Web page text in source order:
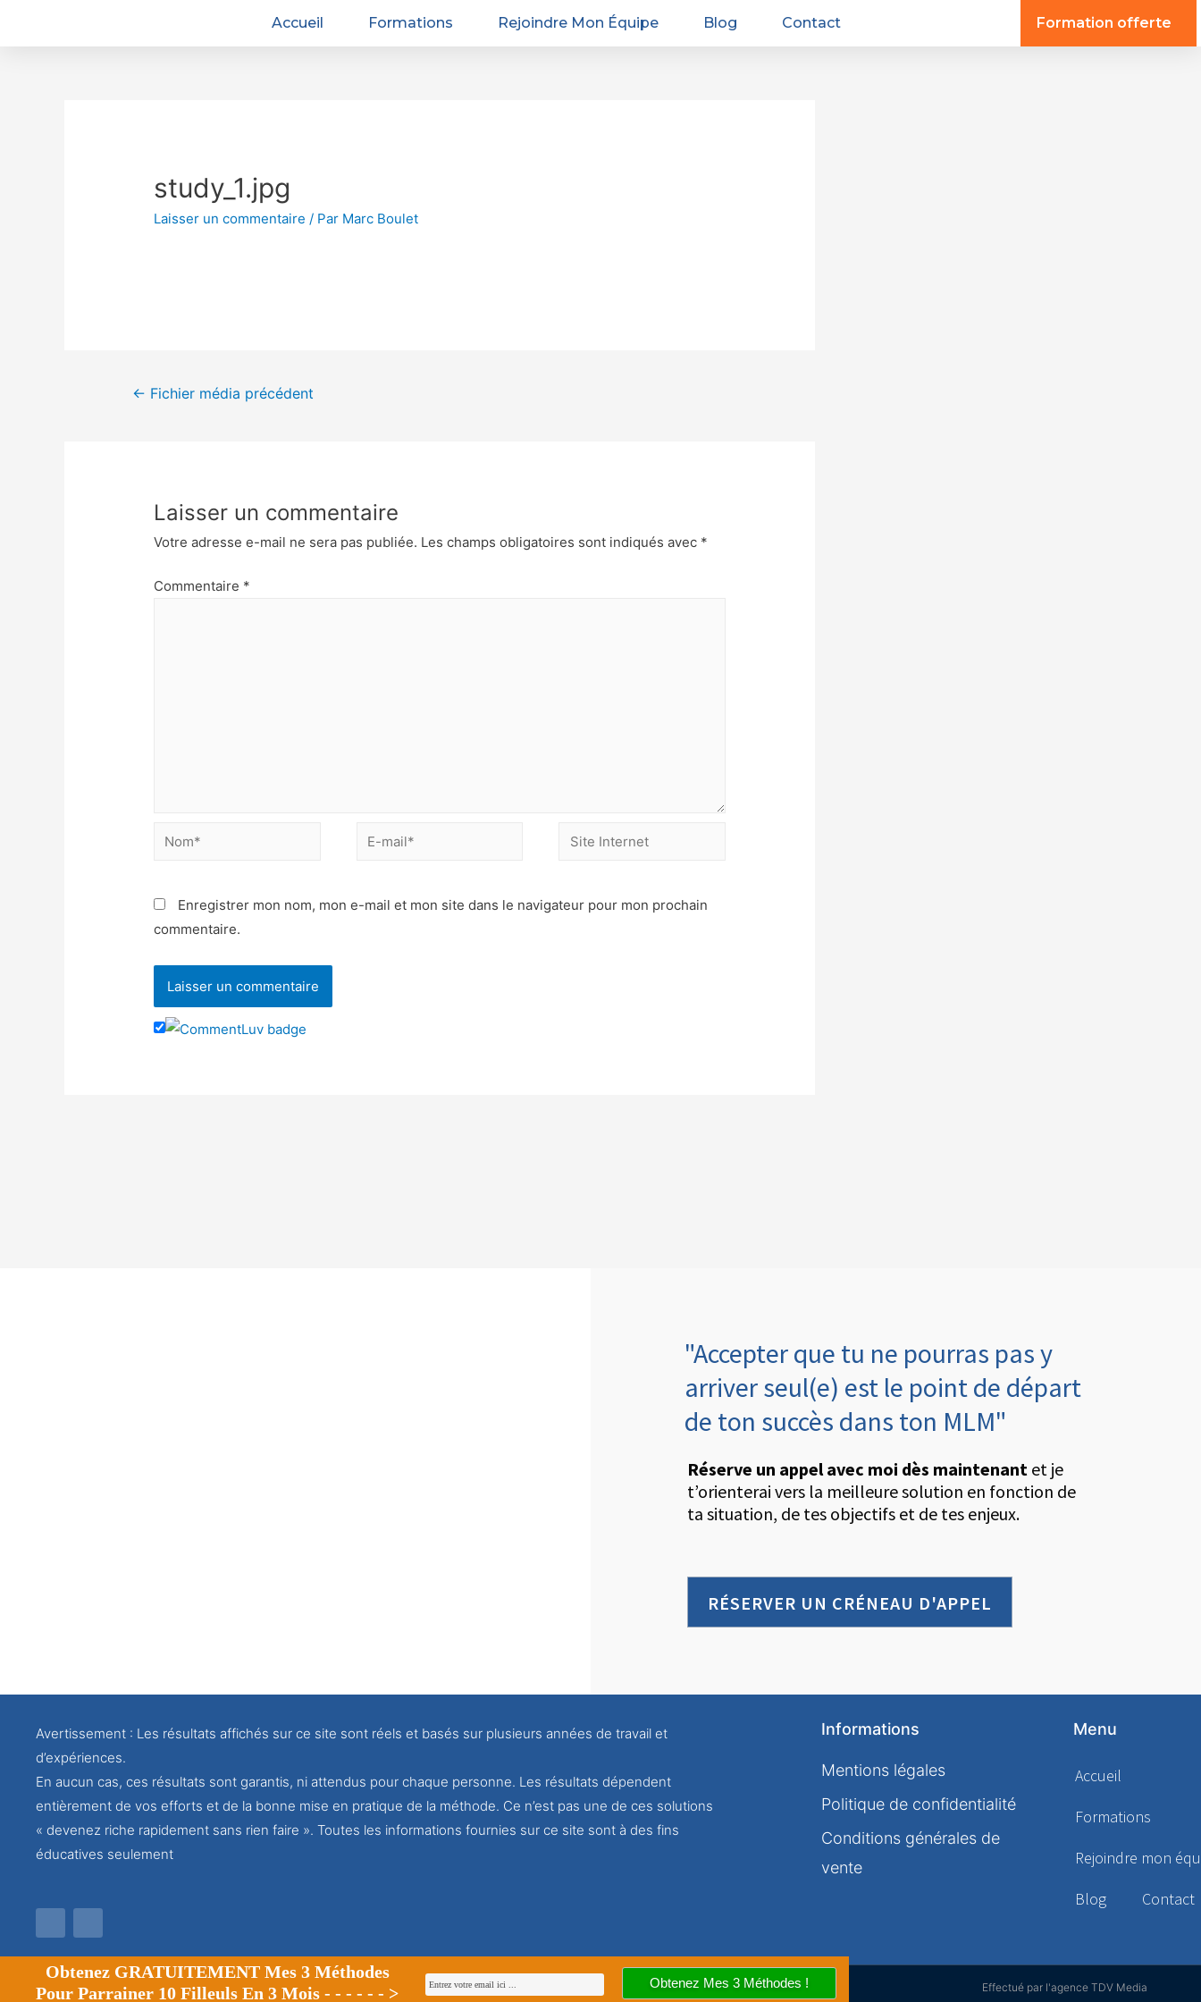
Accueil Formations Rejoindre Mon Équipe Blog Contact Formation offerte
study_1.jpg
Laisser un commentaire / Par Marc Boulet
← Fichier média précédent
Laisser un commentaire
Votre adresse e-mail ne sera pas publiée. Les champs obligatoires sont indiqués avec *
Commentaire *
Enregistrer mon nom, mon e-mail et mon site dans le navigateur pour mon prochain
commentaire.
"Accepter que tu ne pourras pas y
arriver seul(e) est le point de départ
de ton succès dans ton MLM"
Réserve un appel avec moi dès maintenantet je
t’orienterai vers la meilleure solution en fonction de
ta situation, de tes objectifs et de tes enjeux.
RÉSERVER UN CRÉNEAU D'APPEL
Avertissement : Les résultats affichés sur ce site sont réels et basés sur plusieurs années de travail et
d’expériences.
En aucun cas, ces résultats sont garantis, ni attendus pour chaque personne. Les résultats dépendent
entièrement de vos efforts et de la bonne mise en pratique de la méthode. Ce n’est pas une de ces solutions
« devenez riche rapidement sans rien faire ». Toutes les informations fournies sur ce site sont à des fins
éducatives seulement
Informations
Mentions légales
Politique de confidentialité
Conditions générales de
vente
Menu
Accueil
Formations
Rejoindre mon
Blog
Contact
© Tous droits réservés Effectué par l'agence TDV Media
Obtenez GRATUITEMENT Mes 3 Méthodes
Pour Parrainer 10 Filleuls En 3 Mois - - - - - - >